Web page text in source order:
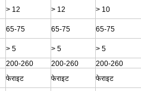
> 12 > 12
> 10
65-75 65-75
65-75
> 5 > 5
> 5
200-260 200-260
200-260
फेराइट फेराइट
फेराइट